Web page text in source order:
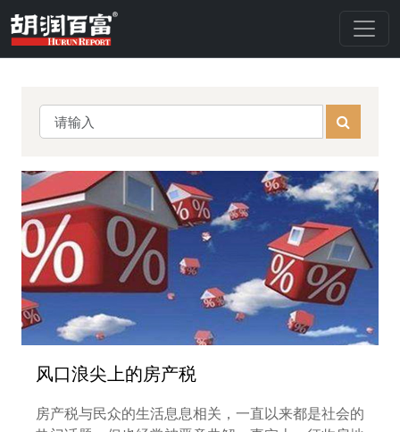
风口浪尖上的房产税
房产税与民众的生活息息相关，一直以来都是社会的